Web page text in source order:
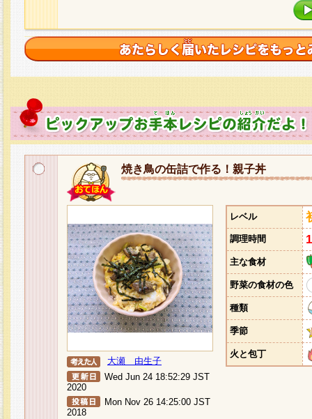
焼き鳥の缶詰で作る！親子丼
大瀬 由生子
Wed Jun 24 18:52:29 JST
2020
Mon Nov 26 14:25:00 JST
2018
レベル
調理時間
主な食材
野菜の食材の色
種類
季節
火と包丁